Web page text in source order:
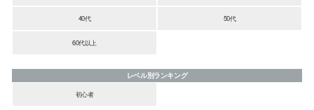
40代 50代
60代以上
レベル別ランキング
初心者